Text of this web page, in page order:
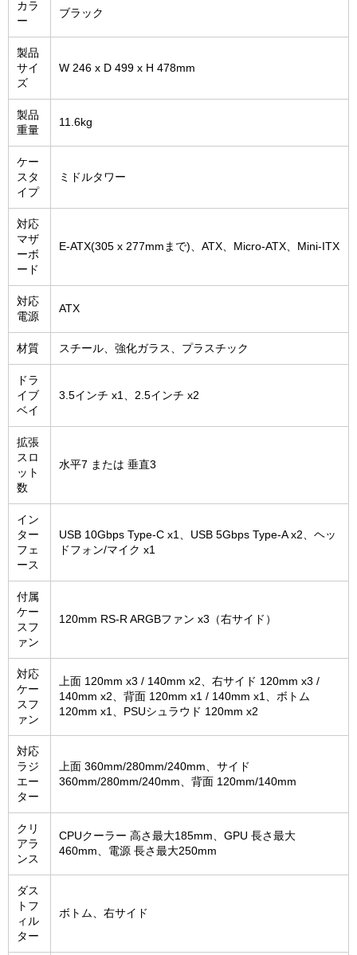
カラ
ー
ブラック
製品
サイ
ズ
W 246 x D 499 x H 478mm
製品
重量
11.6kg
ケー
スタ
イプ
ミドルタワー
対応
マザ
ーボ
ード
E-ATX(305 x 277mmまで)、ATX、Micro-ATX、Mini-ITX
対応
電源
ATX
材質 スチール、強化ガラス、プラスチック
ドラ
イブ
ベイ
3.5インチ x1、2.5インチ x2
拡張
スロ
ット
数
水平7 または 垂直3
イン
ター
フェ
ース
USB 10Gbps Type-C x1、USB 5Gbps Type-A x2、ヘッ
ドフォン/マイク x1
付属
ケー
スフ
ァン
120mm RS-R ARGBファン x3（右サイド）
対応
ケー
スフ
ァン
上面 120mm x3 / 140mm x2、右サイド 120mm x3 /
140mm x2、背面 120mm x1 / 140mm x1、ボトム
120mm x1、PSUシュラウド 120mm x2
対応
ラジ
エー
ター
上面 360mm/280mm/240mm、サイド
360mm/280mm/240mm、背面 120mm/140mm
クリ
アラ
ンス
CPUクーラー 高さ最大185mm、GPU 長さ最大
460mm、電源 長さ最大250mm
ダス
トフ
ィル
ター
ボトム、右サイド